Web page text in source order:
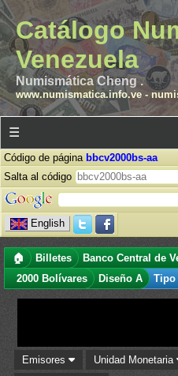
Catálogo
Venezuela
Numismática Cheng .
www.numismatica.info.ve-
☰
Código de página bbcv2000bs-aa
Salta al código
English
🏠 Billetes Banco Central de
2000 Bolívares
Diseño A Tipo
Emisores Unidad Monetaria